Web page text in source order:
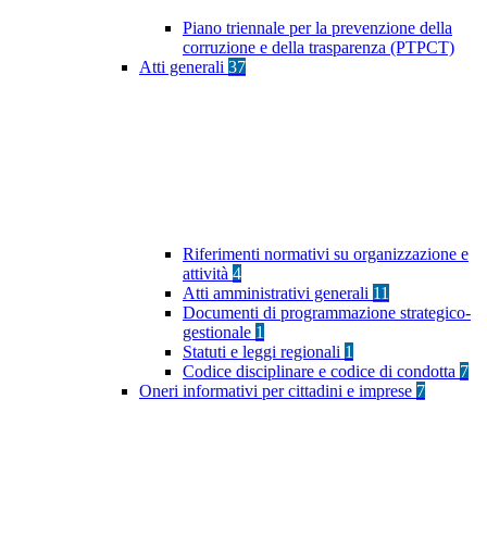
Piano triennale per la prevenzione della
corruzione e della trasparenza (PTPCT)
Atti generali 37
Riferimenti normativi su organizzazione e
attività 4
Atti amministrativi generali 11
Documenti di programmazione strategico-
gestionale 1
Statuti e leggi regionali 1
Codice disciplinare e codice di condotta 7
Oneri informativi per cittadini e imprese 7